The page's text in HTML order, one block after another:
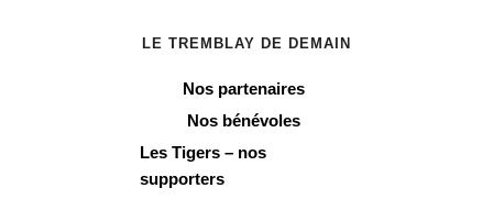
LE TREMBLAY DE DEMAIN
Nos partenaires
Nos bénévoles
Les Tigers – nos
supporters